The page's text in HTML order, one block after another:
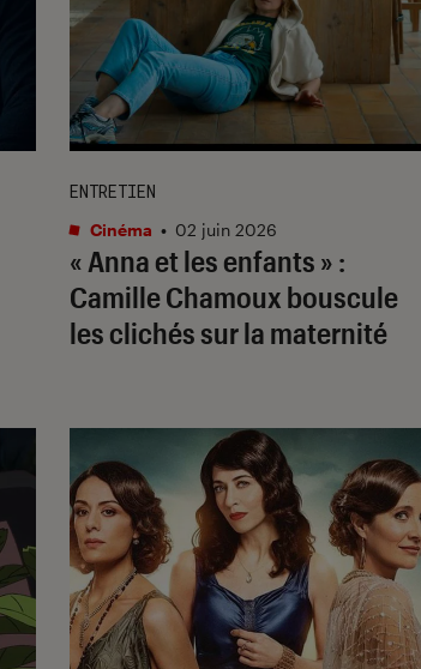
« Anna et les enfants » :
Camille Chamoux bouscule
les clichés sur la maternité
ENTRETIEN
Cinéma • 02 juin 2026